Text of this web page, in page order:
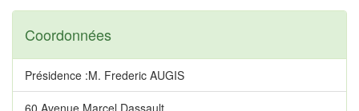
Coordonnées
Présidence :M. Frederic AUGIS
60 Avenue Marcel Dassault